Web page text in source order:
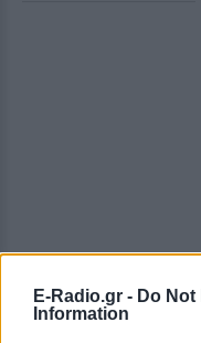
E-Radio.gr - Do Not
Information